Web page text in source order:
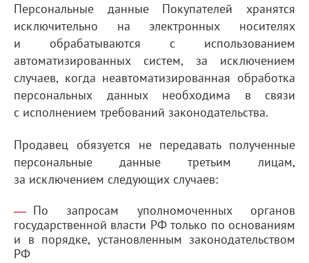
Персональные данные Покупателей хранятся
исключительно на электронных носителях
и обрабатываются с использованием
автоматизированных систем, за исключением
случаев, когда неавтоматизированная обработка
персональных данных необходима в связи
с исполнением требований законодательства.
Продавец обязуется не передавать полученные
персональные данные третьим лицам,
за исключением следующих случаев:
По запросам уполномоченных органов
государственной власти РФ только по основаниям
и в порядке, установленным законодательством
РФ